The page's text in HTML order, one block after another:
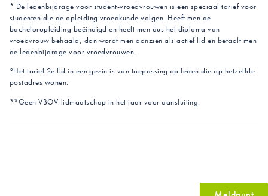
* De ledenbijdrage voor student-vroedvrouwen is een speciaal tarief voor
studenten die de opleiding vroedkunde volgen. Heeft men de
bacheloropleiding beëindigd en heeft men dus het diploma van
vroedvrouw behaald, dan wordt men aanzien als actief lid en betaalt men
de ledenbijdrage voor vroedvrouwen.
°Het tarief 2e lid in een gezin is van toepassing op leden die op hetzelfde
postadres wonen.
**Geen VBOV-lidmaatschap in het jaar voor aansluiting.